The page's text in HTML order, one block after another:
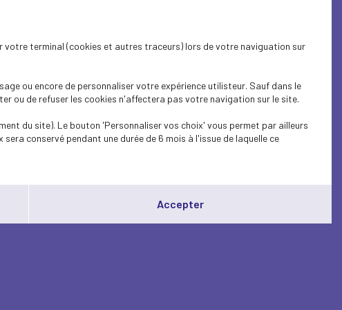
votre terminal (cookies et autres traceurs) lors de votre naviguation sur
ou encore de personnaliser votre expérience utilisteur. Sauf dans le
ou de refuser les cookies n'affectera pas votre navigation sur le site.
du site). Le bouton 'Personnaliser vos choix' vous permet par ailleurs
conservé pendant une durée de 6 mois à l'issue de laquelle ce
Accepter